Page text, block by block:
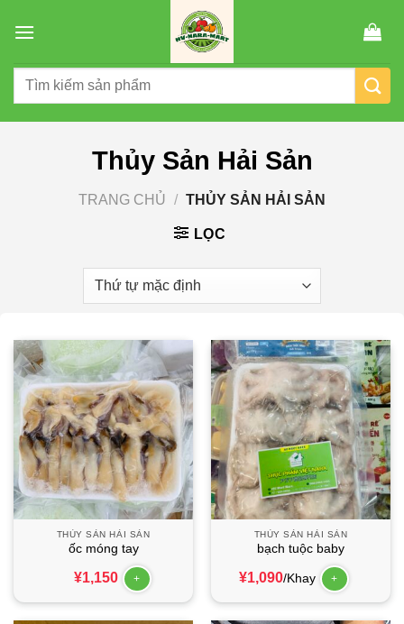
đến
dung
Tìm
Thủy Sản Hải Sản
TRANG CHỦ / THỦY SẢN HẢI SẢN
LỌC
THỦY SẢN HẢI SẢN
ốc móng tay
¥1,150 +
THỦY SẢN HẢI SẢN
bạch tuộc baby
¥1,090/Khay +